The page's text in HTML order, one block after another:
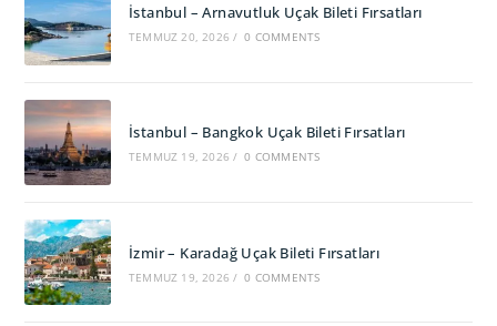
İstanbul – Arnavutluk Uçak Bileti Fırsatları
TEMMUZ 20, 2026 / 0 COMMENTS
İstanbul – Bangkok Uçak Bileti Fırsatları
TEMMUZ 19, 2026 / 0 COMMENTS
İzmir – Karadağ Uçak Bileti Fırsatları
TEMMUZ 19, 2026 / 0 COMMENTS